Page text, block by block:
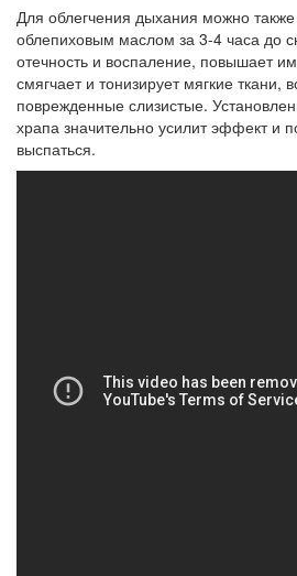
Для облегчения дыхания можно также
облепиховым маслом за 3-4 часа до
отечность и воспаление, повышает
смягчает и тонизирует мягкие ткани,
поврежденные слизистые.
храпа значительно усилит эффект и
выспаться.